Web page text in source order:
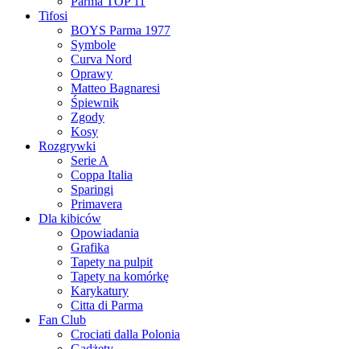
Tifosi
BOYS Parma 1977
Symbole
Curva Nord
Oprawy
Matteo Bagnaresi
Śpiewnik
Zgody
Kosy
Rozgrywki
Serie A
Coppa Italia
Sparingi
Primavera
Dla kibiców
Opowiadania
Grafika
Tapety na pulpit
Tapety na komórkę
Karykatury
Citta di Parma
Fan Club
Crociati dalla Polonia